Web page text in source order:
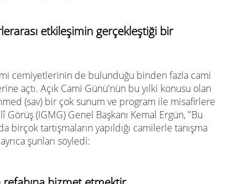
etkileşimin gerçekleştiği bir
cemiyetlerinin de bulunduğu binden fazla cami
açtı. Açık Cami Günü'nün bu yılki konusu olan
(sav) bir çok sunum ve program ile misafirlere
Görüş (IGMG) Genel Başkanı Kemal Ergün, "Bu
birçok tartışmaların yapıldığı camilerle tanışma
şunları söyledi: